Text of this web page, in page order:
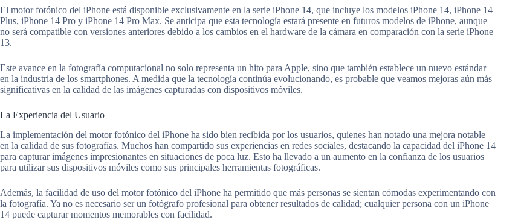
El motor fotónico del iPhone está disponible exclusivamente en la serie iPhone 14, que incluye los modelos iPhone 14, iPhone 14
Plus, iPhone 14 Pro y iPhone 14 Pro Max. Se anticipa que esta tecnología estará presente en futuros modelos de iPhone, aunque
no será compatible con versiones anteriores debido a los cambios en el hardware de la cámara en comparación con la serie iPhone
13.
Este avance en la fotografía computacional no solo representa un hito para Apple, sino que también establece un nuevo estándar
en la industria de los smartphones. A medida que la tecnología continúa evolucionando, es probable que veamos mejoras aún más
significativas en la calidad de las imágenes capturadas con dispositivos móviles.
La Experiencia del Usuario
La implementación del motor fotónico del iPhone ha sido bien recibida por los usuarios, quienes han notado una mejora notable
en la calidad de sus fotografías. Muchos han compartido sus experiencias en redes sociales, destacando la capacidad del iPhone 14
para capturar imágenes impresionantes en situaciones de poca luz. Esto ha llevado a un aumento en la confianza de los usuarios
para utilizar sus dispositivos móviles como sus principales herramientas fotográficas.
Además, la facilidad de uso del motor fotónico del iPhone ha permitido que más personas se sientan cómodas experimentando con
la fotografía. Ya no es necesario ser un fotógrafo profesional para obtener resultados de calidad; cualquier persona con un iPhone
14 puede capturar momentos memorables con facilidad.